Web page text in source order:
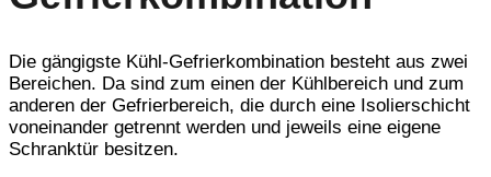
Die gängigste Kühl-Gefrierkombination besteht aus zwei
Bereichen. Da sind zum einen der Kühlbereich und zum
anderen der Gefrierbereich, die durch eine Isolierschicht
voneinander getrennt werden und jeweils eine eigene
Schranktür besitzen.